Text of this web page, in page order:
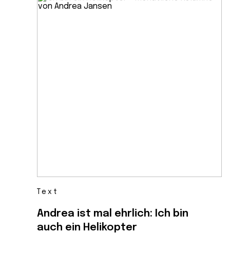
Text
Andrea ist mal ehrlich: Ich bin
auch ein Helikopter